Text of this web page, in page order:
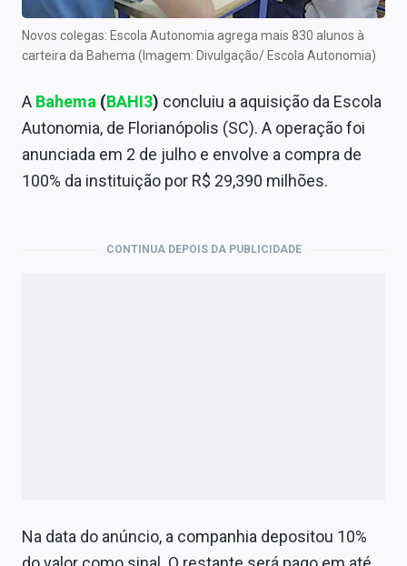
Central de Fundos Imobiliários
Central dos IPOs
Finanças Pessoais
Tecnologia
Novos colegas: Escola Autonomia agrega mais 830 alunos à
carteira da Bahema (Imagem: Divulgação/ Escola Autonomia)
A Bahema (BAHI3) concluiu a aquisição da Escola
Autonomia, de Florianópolis (SC). A operação foi
anunciada em 2 de julho e envolve a compra de
100% da instituição por R$ 29,390 milhões.
CONTINUA DEPOIS DA PUBLICIDADE
Na data do anúncio, a companhia depositou 10%